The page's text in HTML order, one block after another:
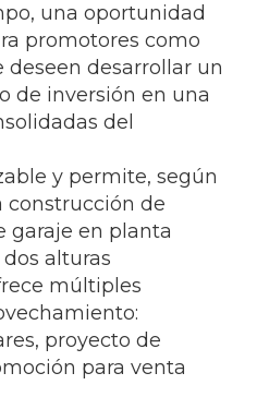
una oportunidad
promotores como
desarrollar un
de inversión en una
del
y permite, según
construcción de
garaje en planta
alturas
múltiples
proyecto de
para venta